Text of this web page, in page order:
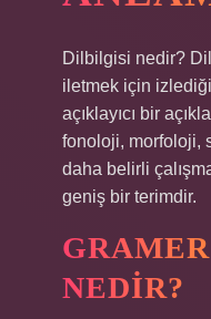
Dilbilgisi nedir?
iletmek için
açıklayıcı bir
fonoloji, morfoloji,
daha belirli
geniş bir terimdir.
NEDIR?